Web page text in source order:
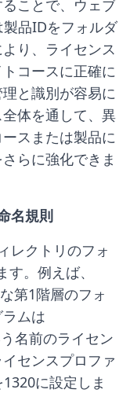
ことで、ウェブ
品IDをフォルダ
り、ライセンス
コースに正確に
と識別が容易に
体を通して、異
スまたは製品に
らに強化できま
名規則
レクトリのフォ
。例えば、
第1階層のフォ
ムは
名前のライセン
センスプロファ
に設定しま